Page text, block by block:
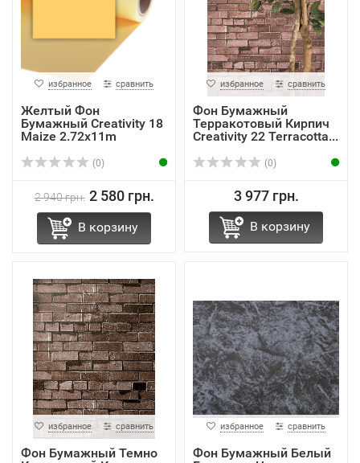
избранное сравнить
Желтый Фон
Бумажный Creativity 18
Maize 2.72x11m
(0)
2 940 грн. 2 580 грн.
В корзину
избранное сравнить
Фон Бумажный
Терракотовый Кирпич
Creativity 22 Terracotta...
(0)
3 977 грн.
В корзину
избранное сравнить
Фон Бумажный Темно
избранное сравнить
Фон Бумажный Белый